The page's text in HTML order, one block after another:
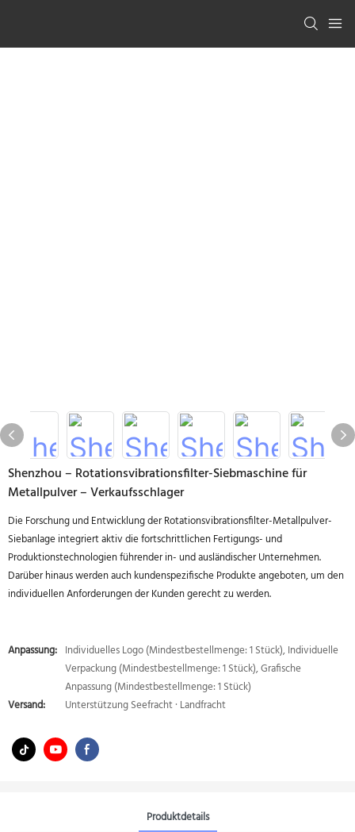
Shenzhou – Rotationsvibrationsfilter-Siebmaschine für
Metallpulver – Verkaufsschlager
Die Forschung und Entwicklung der Rotationsvibrationsfilter-Metallpulver-
Siebanlage integriert aktiv die fortschrittlichen Fertigungs- und
Produktionstechnologien führender in- und ausländischer Unternehmen.
Darüber hinaus werden auch kundenspezifische Produkte angeboten, um den
individuellen Anforderungen der Kunden gerecht zu werden.
Anpassung: Individuelles Logo (Mindestbestellmenge: 1 Stück), Individuelle
Verpackung (Mindestbestellmenge: 1 Stück), Grafische
Anpassung (Mindestbestellmenge: 1 Stück)
Versand:
Unterstützung Seefracht · Landfracht
Produktdetails